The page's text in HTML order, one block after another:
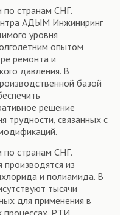
по странам СНГ.
АДЫМ Инжиниринг
уровня
опытом
ремонта и
давления. В
базой
решение
трудности, связанных с
по странам СНГ.
производятся из
и полиамида. В
тысячи
для применения в
процессах. РТИ